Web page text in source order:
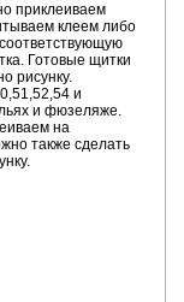
приклеиваем
клеем либо
Готовые щитки
рисунку.
и
и фюзеляже.
на
также сделать